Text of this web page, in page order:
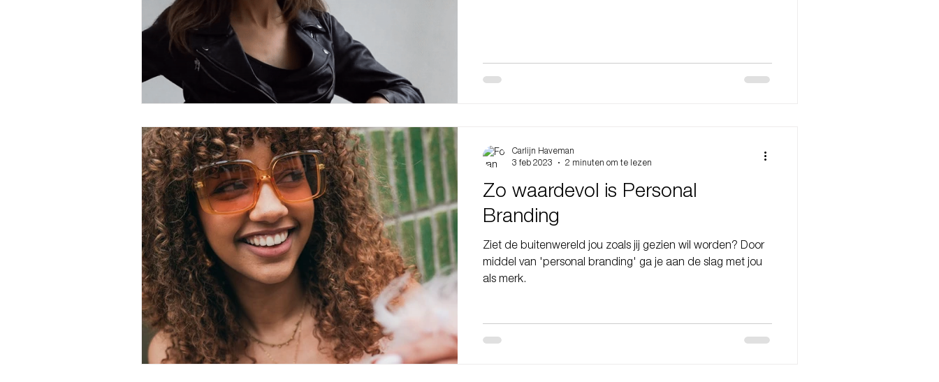
Zo waardevol is Personal
Branding
Ziet de buitenwereld jou zoals jij gezien wil worden? Door
middel van 'personal branding' ga je aan de slag met jou
als merk.
Carlijn Haveman
3 feb 2023
2 minuten om te lezen